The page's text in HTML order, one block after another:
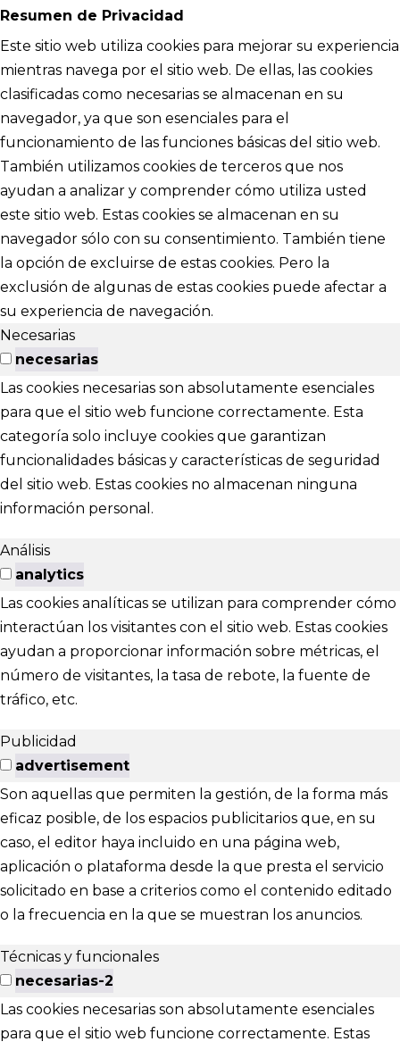
Resumen de Privacidad
Este sitio web utiliza cookies para mejorar su experiencia
mientras navega por el sitio web. De ellas, las cookies
clasificadas como necesarias se almacenan en su
navegador, ya que son esenciales para el
funcionamiento de las funciones básicas del sitio web.
También utilizamos cookies de terceros que nos
ayudan a analizar y comprender cómo utiliza usted
este sitio web. Estas cookies se almacenan en su
navegador sólo con su consentimiento. También tiene
la opción de excluirse de estas cookies. Pero la
exclusión de algunas de estas cookies puede afectar a
su experiencia de navegación.
Necesarias
necesarias
Las cookies necesarias son absolutamente esenciales
para que el sitio web funcione correctamente. Esta
categoría solo incluye cookies que garantizan
funcionalidades básicas y características de seguridad
del sitio web. Estas cookies no almacenan ninguna
información personal.
Análisis
analytics
Las cookies analíticas se utilizan para comprender cómo
interactúan los visitantes con el sitio web. Estas cookies
ayudan a proporcionar información sobre métricas, el
número de visitantes, la tasa de rebote, la fuente de
tráfico, etc.
Publicidad
advertisement
Son aquellas que permiten la gestión, de la forma más
eficaz posible, de los espacios publicitarios que, en su
caso, el editor haya incluido en una página web,
aplicación o plataforma desde la que presta el servicio
solicitado en base a criterios como el contenido editado
o la frecuencia en la que se muestran los anuncios.
Técnicas y funcionales
necesarias-2
Las cookies necesarias son absolutamente esenciales
para que el sitio web funcione correctamente. Estas